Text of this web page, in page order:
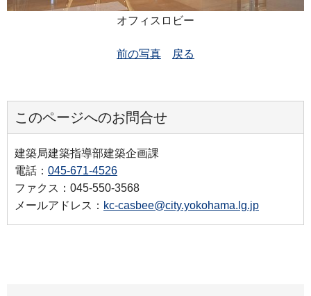
オフィスロビー
前の写真 戻る
このページへのお問合せ
建築局建築指導部建築企画課
電話： 045-671-4526
ファクス：045-550-3568
メールアドレス： kc-casbee@city.yokohama.lg.jp